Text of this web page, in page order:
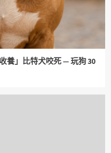
養」比特犬咬死 — 玩狗 30